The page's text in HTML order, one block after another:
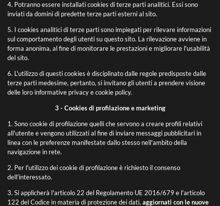
4. Potranno essere installati cookies di terze parti analitici. Essi sono
inviati da domini di predette terze parti esterni al sito.
5. I cookies analitici di terze parti sono impiegati per rilevare informazioni
sul comportamento degli utenti su questo sito. La rilevazione avviene in
forma anonima, al fine di monitorare le prestazioni e migliorare l'usabilità
del sito.
6. L'utilizzo di questi cookies è disciplinato dalle regole predisposte dalle
terze parti medesime, pertanto, si invitano gli utenti a prendere visione
delle loro informative privacy e cookie policy.
3 - Cookies di profilazione e marketing
1. Sono cookie di profilazione quelli che servono a creare profili relativi
all'utente e vengono utilizzati al fine di inviare messaggi pubblicitari in
linea con le preferenze manifestate dallo stesso nell'ambito della
navigazione in rete.
2. Per l'utilizzo dei cookie di profilazione è richiesto il consenso
dell'interessato.
3. Si applicherà l'articolo 22 del Regolamento UE 2016/679 e l'articolo
122 del Codice in materia di protezione dei dati, aggiornati con le nuove